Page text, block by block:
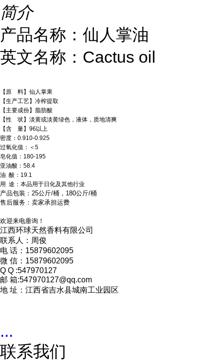
简介
产品名称：仙人掌油
英文名称：Cactus oil
【原 料】仙人掌果
【生产工艺】冷榨提取
【主要成份】脂肪酸
【性 状】淡黄或淡黄绿色，液体，质地清爽
【含 量】96以上
密度：0.910-0.925
过氧化值：＜5
皂化值：180-195
亚油酸：58.4
油 酸：19.1
用 途：本品用于日化及其他行业
产品包装：25公斤/桶，180公斤/桶
售后服务：卖家承担运费
欢迎来电垂询！
江西环球天然香料有限公司
联系人：周俊
电 话：15879602095
微 信：15879602095
Q Q :547970127
邮 箱:547970127@qq.com
地 址：江西省吉水县城南工业园区
...
联系我们